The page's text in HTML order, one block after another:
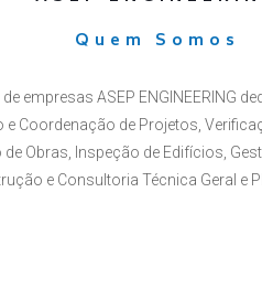
Quem Somos
empresas ASEP ENGINEERING
Coordenação de Projetos,
Obras, Inspeção de Edifícios,
e Consultoria Técnica Geral e